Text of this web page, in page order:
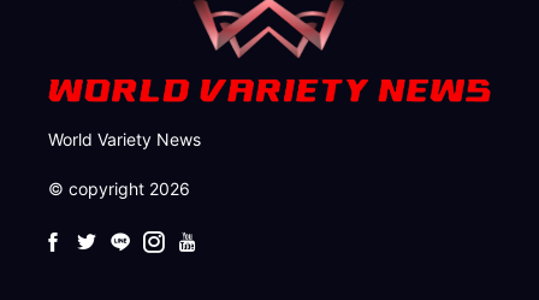
World Variety News
© copyright 2026